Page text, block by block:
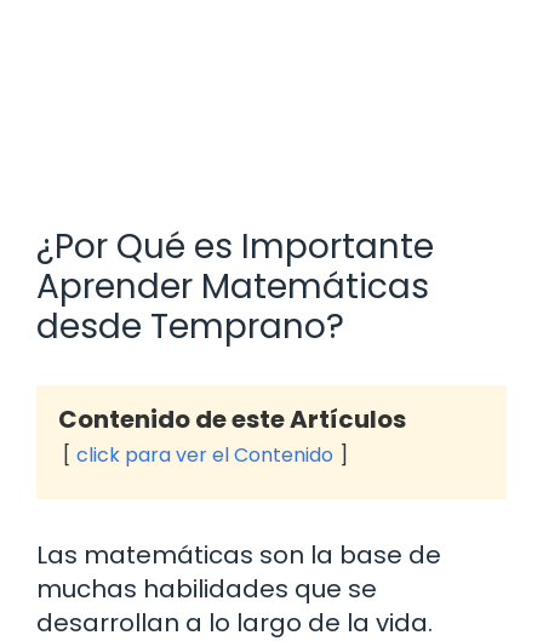
¿Por Qué es Importante
Aprender Matemáticas
desde Temprano?
Contenido de este Artículos
click para ver el Contenido
Las matemáticas son la base de
muchas habilidades que se
desarrollan a lo largo de la vida.